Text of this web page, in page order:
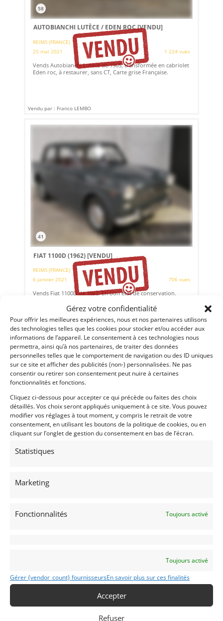
Gérez votre confidentialité
Pour offrir les meilleures expériences, nous et nos partenaires utilisons
des technologies telles que les cookies pour stocker et/ou accéder aux
informations de l’appareil. Le consentement à ces technologies nous
permettra, ainsi qu’à nos partenaires, de traiter des données
personnelles telles que le comportement de navigation ou des ID uniques
sur ce site et afficher des publicités (non-) personnalisées. Ne pas
consentir ou retirer son consentement peut nuire à certaines
fonctionnalités et fonctions.
Cliquez ci-dessous pour accepter ce qui précède ou faites des choix
détaillés. Vos choix seront appliqués uniquement à ce site. Vous pouvez
modifier vos réglages à tout moment, y compris le retrait de votre
consentement, en utilisant les boutons de la politique de cookies, ou en
cliquant sur l’onglet de gestion du consentement en bas de l’écran.
Statistiques
Marketing
Fonctionnalités Toujours activé
Toujours activé
Gérer {vendor_count} fournisseursEn savoir plus sur ces finalités
Accepter
Refuser
58
AUTOBIANCHI LUTÈCE / EDEN ROC[VENDU]
REIMS (FRANCE)
25 mai 2021
1 224 vues
Vends Autobianchi Lutèce de 1965, transformée en cabriolet
Eden roc, à restaurer, sans CT, Carte grise Française.
Vendu par : Franco LEMBO
41
FIAT 1100D (1962)[VENDU]
REIMS (FRANCE)
6 janvier 2021
706 vues
Vends Fiat 1100D de 1962. En bon état de conservation,
compteur non garanti. Vendue avec ses papiers Anglais,
Vendu par : Franco LEMBO
PORSCHE 911 SC (1982)